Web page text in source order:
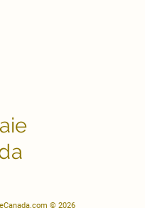
© 2026